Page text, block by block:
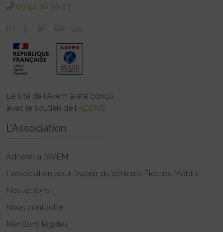
09 52 38 98 57
Le site de l’Avem a été conçu
avec le soutien de l’ADEME
L’Association
Adhérer à l’AVEM
L’association pour l’Avenir du Véhicule Electro-Mobile
Nos actions
Nous contacter
Mentions légales